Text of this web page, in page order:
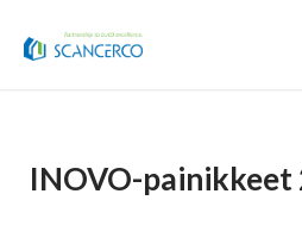
INOVO-painikkeet